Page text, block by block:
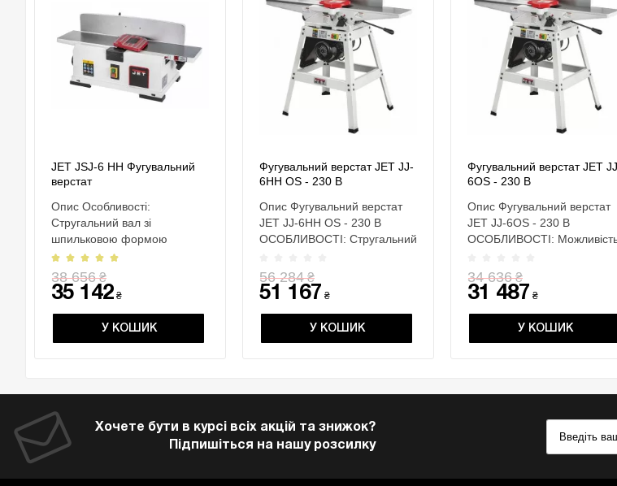
JET JSJ-6 HH Фугувальний
верстат
Опис Особливості:
Стругальний вал зі
шпильковою формою
Регулювання глибини
строгання Регульова..
38 656₴
35 142 ₴
У КОШИК
Фугувальний верстат JET JJ-
6HH OS - 230 В
Опис Фугувальний верстат
JET JJ-6HH OS - 230 В
ОСОБЛИВОСТІ: Стругальний
56 284₴
51 167 ₴
У КОШИК
Фугувальний верстат JET
6OS - 230 В
Опис Фугувальний верстат
JET JJ-6OS - 230 В
ОСОБЛИВОСТІ:
34 636₴
31 487 ₴
У КОШИК
Хочете бути в курсі всіх акцій та знижок?
Підпишіться на нашу розсилку